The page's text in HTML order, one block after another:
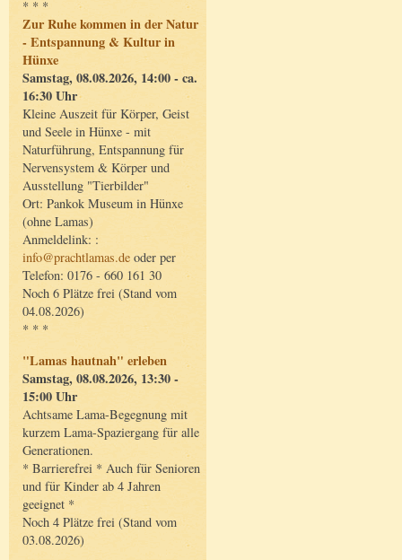
* * *
Zur Ruhe kommen in der Natur
- Entspannung & Kultur in
Hünxe
Samstag, 08.08.2026, 14:00 - ca.
16:30 Uhr
Kleine Auszeit für Körper, Geist
und Seele in Hünxe - mit
Naturführung, Entspannung für
Nervensystem & Körper und
Ausstellung "Tierbilder"
Ort: Pankok Museum in Hünxe
(ohne Lamas)
Anmeldelink: :
info@prachtlamas.de oder per
Telefon: 0176 - 660 161 30
Noch 6 Plätze frei (Stand vom
04.08.2026)
* * *
"Lamas hautnah" erleben
Samstag, 08.08.2026, 13:30 -
15:00 Uhr
Achtsame Lama-Begegnung mit
kurzem Lama-Spaziergang für alle
Generationen.
* Barrierefrei * Auch für Senioren
und für Kinder ab 4 Jahren
geeignet *
Noch 4 Plätze frei (Stand vom
03.08.2026)